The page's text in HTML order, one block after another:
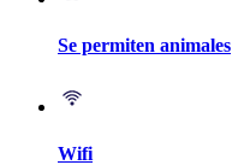
Se permiten animales
Wifi